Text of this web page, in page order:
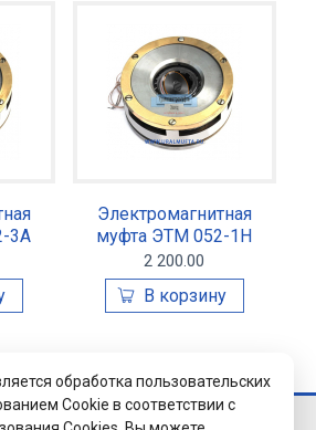
3А
Электромагнитная
муфта ЭТМ 052-1Н
2 200.00
обработка пользовательских
Cookie в соответствии с